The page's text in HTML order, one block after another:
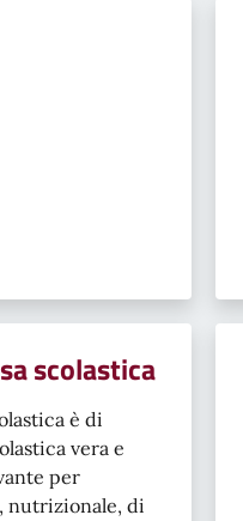
scolastica
è di
vera e
per
nutrizionale, di